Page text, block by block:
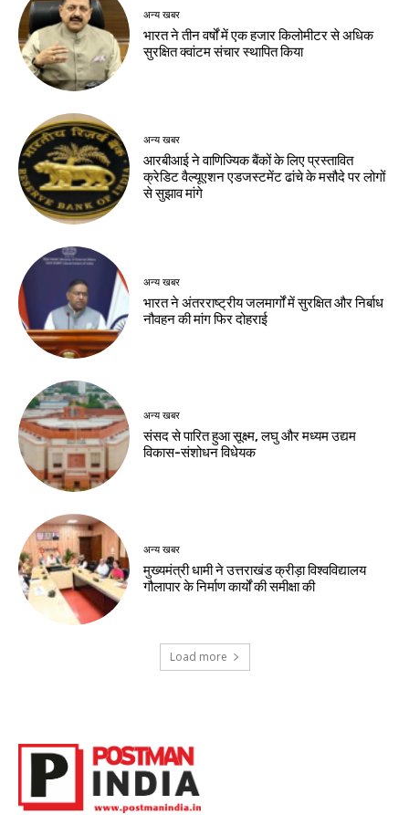
अन्य खबर
भारत ने तीन वर्षों में एक हजार किलोमीटर से अधिक
सुरक्षित क्वांटम संचार स्थापित किया
अन्य खबर
आरबीआई ने वाणिज्यिक बैंकों के लिए प्रस्तावित
क्रेडिट वैल्यूएशन एडजस्टमेंट ढांचे के मसौदे पर लोगों
से सुझाव मांगे
अन्य खबर
भारत ने अंतरराष्ट्रीय जलमार्गों में सुरक्षित और निर्बाध
नौवहन की मांग फिर दोहराई
अन्य खबर
संसद से पारित हुआ सूक्ष्म, लघु और मध्यम उद्यम
विकास-संशोधन विधेयक
अन्य खबर
मुख्यमंत्री धामी ने उत्तराखंड क्रीड़ा विश्वविद्यालय
गौलापार के निर्माण कार्यों की समीक्षा की
Load more